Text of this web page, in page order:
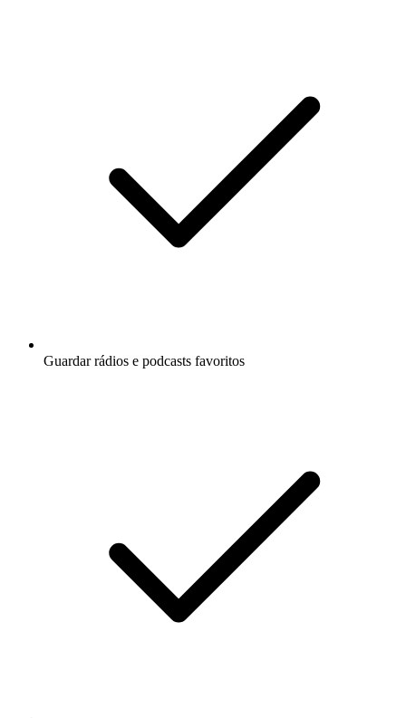
Guardar rádios e podcasts favoritos